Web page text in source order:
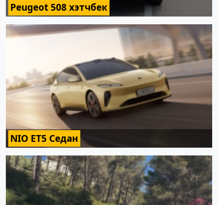
Peugeot 508 хэтчбек
NIO ET5 Седан